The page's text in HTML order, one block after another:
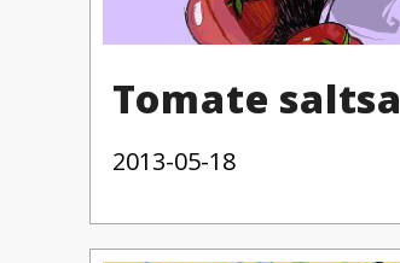
Tomate saltsa
2013-05-18